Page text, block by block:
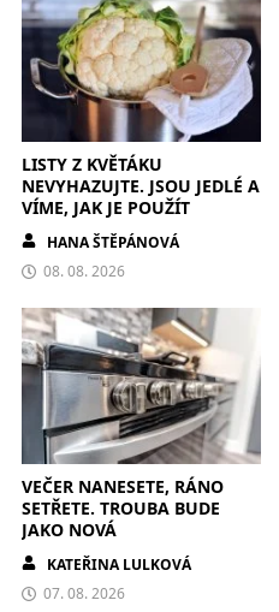
LISTY Z KVĚTÁKU
NEVYHAZUJTE. JSOU JEDLÉ A
VÍME, JAK JE POUŽÍT
HANA ŠTĚPÁNOVÁ
08. 08. 2026
VEČER NANESETE, RÁNO
SETŘETE. TROUBA BUDE
JAKO NOVÁ
KATEŘINA LULKOVÁ
07. 08. 2026